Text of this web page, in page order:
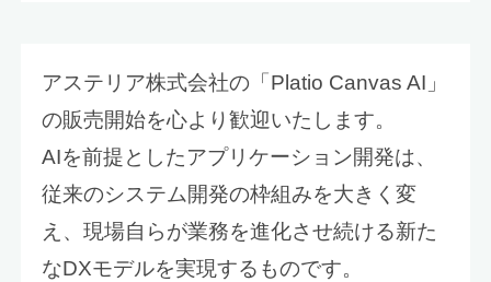
アステリア株式会社の「Platio Canvas AI」
の販売開始を心より歓迎いたします。
AIを前提としたアプリケーション開発は、
従来のシステム開発の枠組みを大きく変
え、現場自らが業務を進化させ続ける新た
なDXモデルを実現するものです。